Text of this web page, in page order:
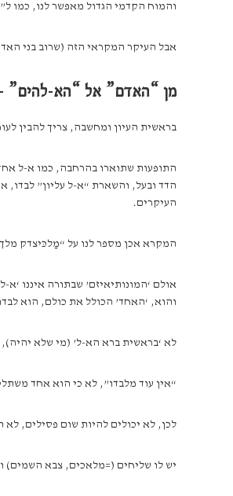
והמוח הקדמי הגדול מאפשר לנו, כמו
אבל העיקר המקראי הזה (שרוב בני
מן “האדם” אל “הא-להים”
בראשית העיון ומחשבה, צריך להבין
התופעות שתוארו בהרחבה, כמו א-ל
הדד ובעל, והשארת “א-ל עליון” לבדו,
העיקרים.
המקרא אכן מספר לנו על “מַלכּיצדק
והוא, ‘האחד’ הכולל את כולם, הוא
לא ‘בראשית ברא הא-ל’ (מי שלא
“אין עוד מלבדו”, לא כי הוא אחד
לכן, לא יכולים להיות שום פסילים, לא
יש לו שליחים (=מלאכים, צבא השמים)